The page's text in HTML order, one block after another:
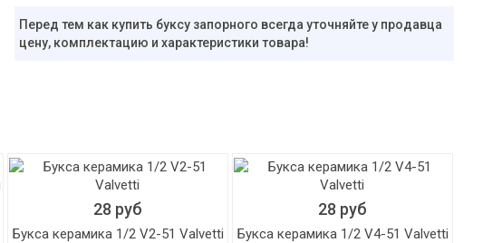
Перед тем как купить буксу запорного всегда уточняйте у продавца
цену, комплектацию и характеристики товара!
28 руб
Букса керамика 1/2 V2-51 Valvetti
28 руб
Букса керамика 1/2 V4-51 Valvetti